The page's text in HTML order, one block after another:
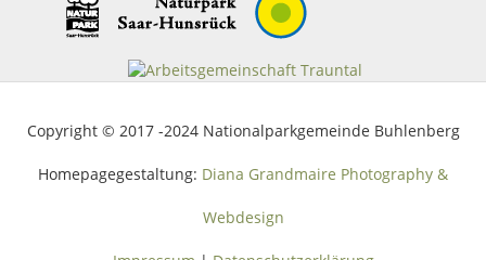
Copyright © 2017 -2024 Nationalparkgemeinde Buhlenberg
Homepagegestaltung: Diana Grandmaire Photography &
Webdesign